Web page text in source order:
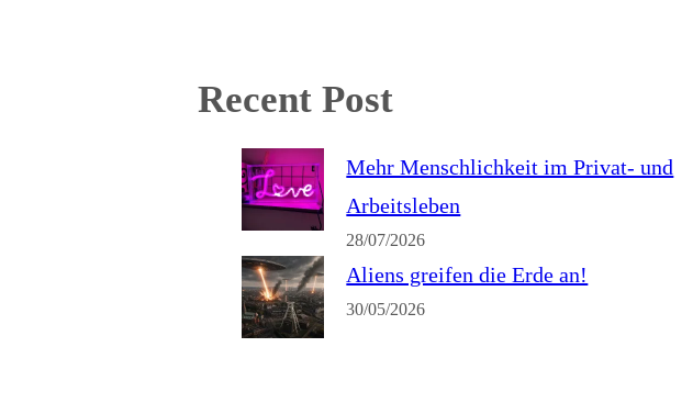
Recent Post
Mehr Menschlichkeit im Privat- und
Arbeitsleben
28/07/2026
Aliens greifen die Erde an!
30/05/2026